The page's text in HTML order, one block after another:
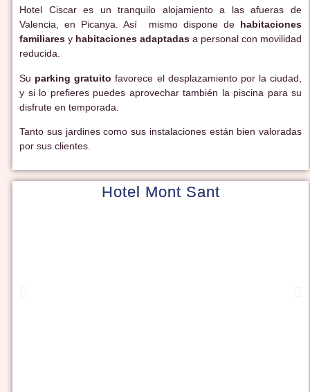
Hotel Ciscar es un tranquilo alojamiento a las afueras de
Valencia, en Picanya. Así mismo dispone de habitaciones
familiares y habitaciones adaptadas a personal con movilidad
reducida.
Su parking gratuito favorece el desplazamiento por la ciudad,
y si lo prefieres puedes aprovechar también la piscina para su
disfrute en temporada.
Tanto sus jardines como sus instalaciones están bien valoradas
por sus clientes.
Hotel Mont Sant